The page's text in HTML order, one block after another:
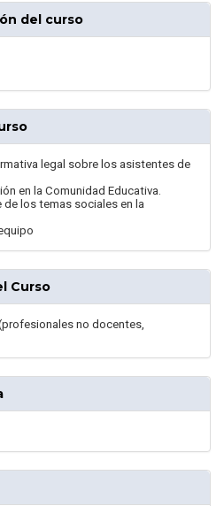
del curso
legal sobre los asistentes de
en la Comunidad Educativa.
los temas sociales en la
Curso
no docentes,